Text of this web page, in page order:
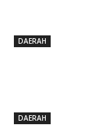
DAERAH
DAERAH